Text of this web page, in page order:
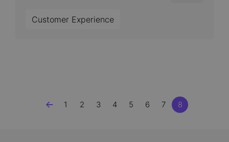
Customer Experience
Pagina
1
Pagina
2
Pagina
3
Pagina
4
Pagina
5
Pagina
6
Pagina
7
Pagina
8